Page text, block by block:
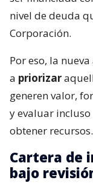
nivel de deuda
Corporación.
Por eso, la
a priorizar
generen valor,
y evaluar
obtener recursos.
Cartera de
bajo